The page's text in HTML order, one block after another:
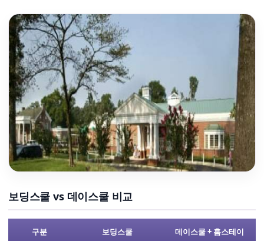
보딩스쿨 vs 데이스쿨 비교
구분 보딩스쿨 데이스쿨 + 홈스테이